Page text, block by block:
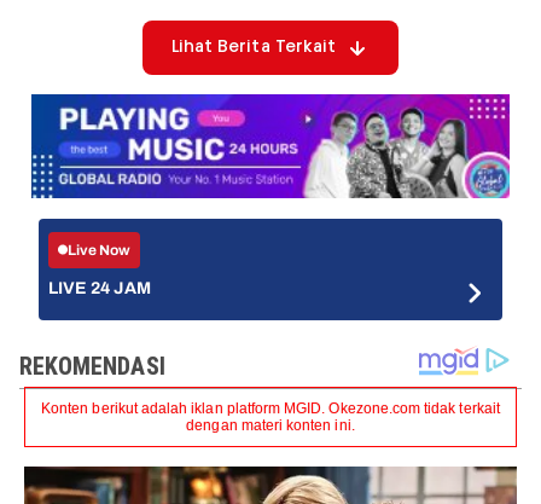
Lihat Berita Terkait
Live Now
LIVE 24 JAM